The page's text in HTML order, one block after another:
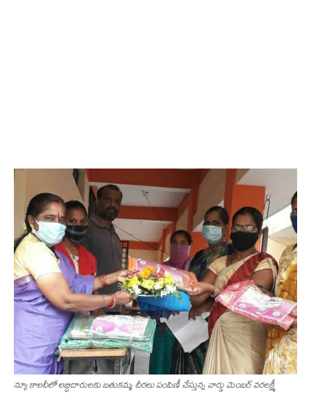
న్యూ కాల‌నీలో ల‌బ్ధిదారుల‌కు బ‌తుక‌మ్మ చీర‌లు పంపిణీ చేస్తున్న వార్డు మెంబ‌ర్ వ‌ర‌ల‌క్ష్మీ